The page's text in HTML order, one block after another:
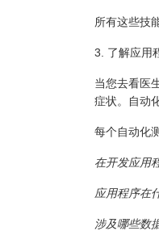
所有这些技
3. 了解应用
当您去看医
症状。自动
每个自动化
在开发应用
应用程序在
涉及哪些数